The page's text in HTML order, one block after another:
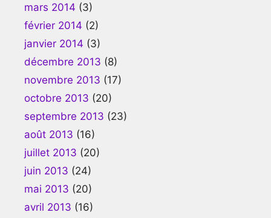
mars 2014 (3)
février 2014 (2)
janvier 2014 (3)
décembre 2013 (8)
novembre 2013 (17)
octobre 2013 (20)
septembre 2013 (23)
août 2013 (16)
juillet 2013 (20)
juin 2013 (24)
mai 2013 (20)
avril 2013 (16)